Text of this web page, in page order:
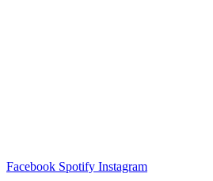
Facebook Spotify Instagram